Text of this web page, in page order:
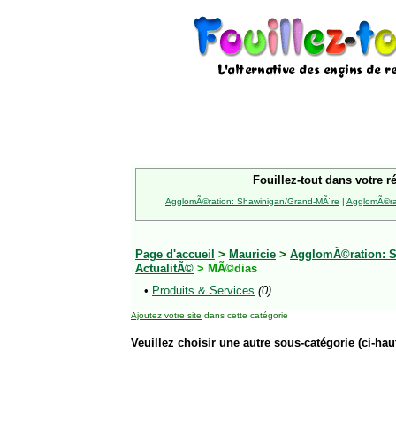
Fouillez-tout dans votre
AgglomÃ©ration: Shawinigan/Grand-MÃ¨re |
Page d'accueil > Mauricie > AgglomÃ©ration:
ActualitÃ© > MÃ©dias
• Produits & Services (0)
Ajoutez votre site dans cette catégorie
Veuillez choisir une autre sous-catégorie (ci-